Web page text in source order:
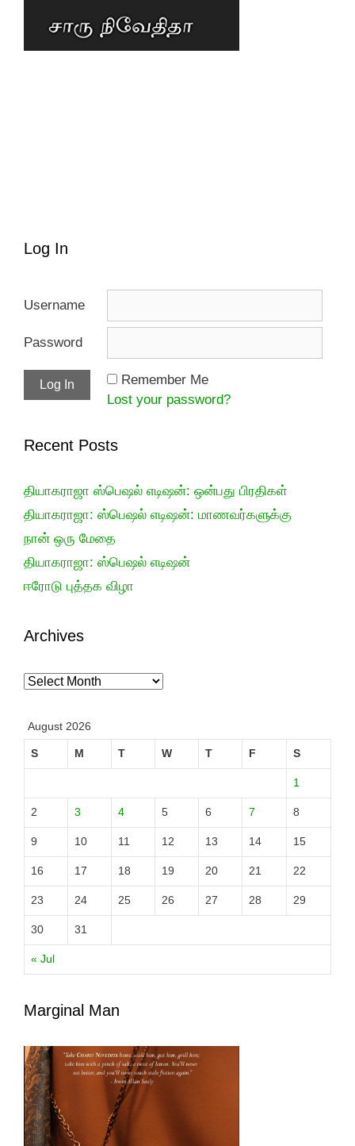
Log In
Username
Password
Remember Me
Lost your password?
Recent Posts
தியாகராஜா ஸ்பெஷல் எடிஷன்: ஒன்பது பிரதிகள்
தியாகராஜா: ஸ்பெஷல் எடிஷன்: மாணவர்களுக்கு
நான் ஒரு மேதை
தியாகராஜா: ஸ்பெஷல் எடிஷன்
ஈரோடு புத்தக விழா
Archives
Archives
August 2026
S M T W T F S
« Jul
1
2 3 4 5 6 7 8
9 10 11 12 13 14 15
16 17 18 19 20 21 22
23 24 25 26 27 28 29
30 31
Marginal Man